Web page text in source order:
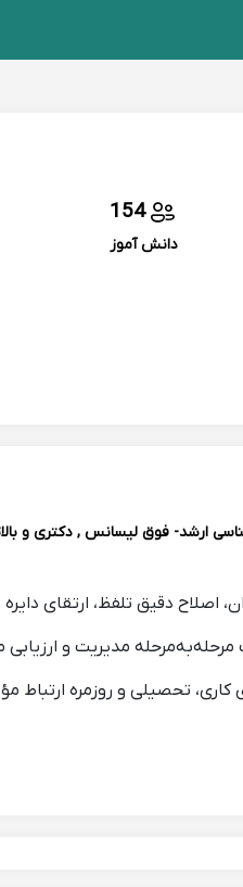
154
دانش آموز
ارشد- فوق لیسانس , دکتری و
اصلاح دقیق تلفظ، ارتقای
مدیریت و ارزیابی
تحصیلی و روزمره ارتباط